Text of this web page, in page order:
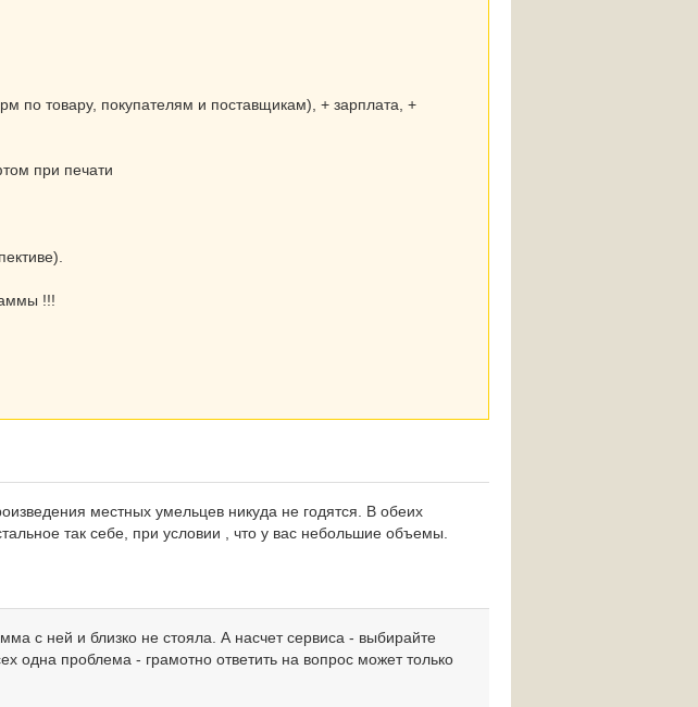
по товару, покупателям и поставщикам), + зарплата, +
при печати
!!!
местных умельцев никуда не годятся. В обеих
так себе, при условии , что у вас небольшие объемы.
с ней и близко не стояла. А насчет сервиса - выбирайте
одна проблема - грамотно ответить на вопрос может только